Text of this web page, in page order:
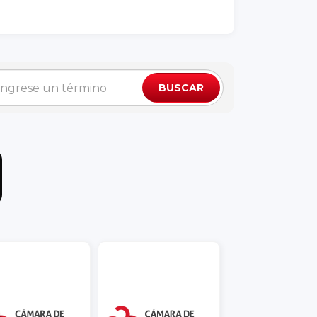
BUSCAR